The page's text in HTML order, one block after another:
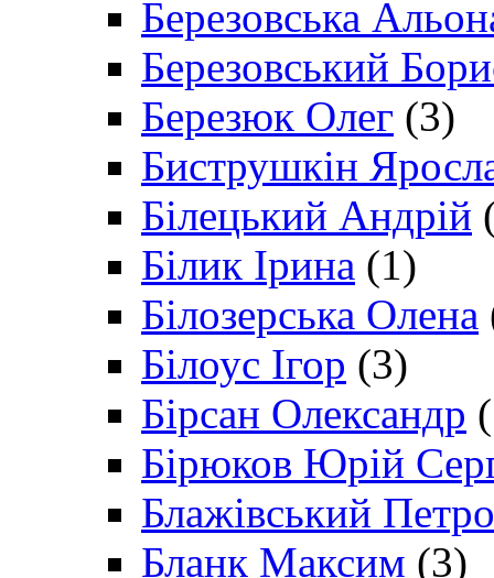
Березовська
Березовський
Березюк Олег (3)
Биструшкін
Білецький Андрій
Білик Ірина (1)
Білозерська Олена
Білоус Ігор (3)
Бірсан Олександр
Бірюков Юрій
Блажівський Петро
Бланк Максим (3)